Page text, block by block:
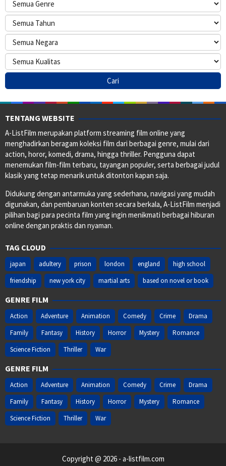
TENTANG WEBSITE
A-ListFilm merupakan platform streaming film online yang
menghadirkan beragam koleksi film dari berbagai genre, mulai dari
action, horor, komedi, drama, hingga thriller. Pengguna dapat
menemukan film-film terbaru, tayangan populer, serta berbagai judul
klasik yang tetap menarik untuk ditonton kapan saja.
Didukung dengan antarmuka yang sederhana, navigasi yang mudah
digunakan, dan pembaruan konten secara berkala, A-ListFilm menjadi
pilihan bagi para pecinta film yang ingin menikmati berbagai hiburan
online dengan praktis dan nyaman.
TAG CLOUD
japan adultery prison london england
high school
friendship
new york city martial arts based on novel or book
GENRE FILM
Action Adventure Animation Comedy Crime
Drama
Family
Fantasy History Horror Mystery
Romance
Science Fiction
Thriller War
GENRE FILM
Action Adventure Animation Comedy Crime
Drama
Family
Fantasy History Horror Mystery
Romance
Science Fiction
Thriller War
Copyright @ 2026 - a-listfilm.com